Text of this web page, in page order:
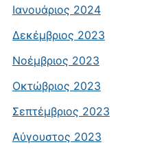
Ιανουάριος 2024
Δεκέμβριος 2023
Νοέμβριος 2023
Οκτώβριος 2023
Σεπτέμβριος 2023
Αύγουστος 2023